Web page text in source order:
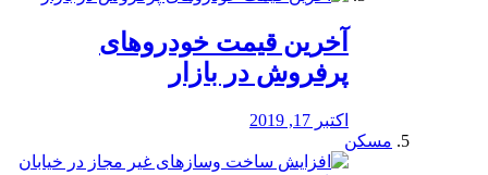
آخرین قیمت خودرو‌های
پرفروش در بازار
اکتبر 17, 2019
مسکن